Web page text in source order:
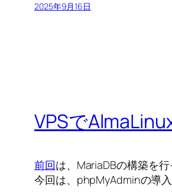
2025年9月16日
VPSで
前回は、MariaDBの構築を行
今回は、phpMyAdminの導入